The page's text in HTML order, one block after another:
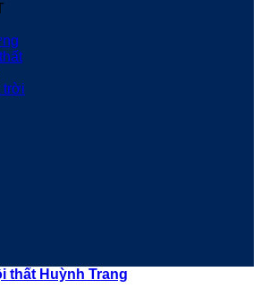
trời
thất Huỳnh Trang